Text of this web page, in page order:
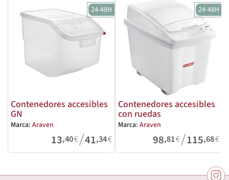
24-48H
Contenedores accesibles
GN
Marca: Araven
13,40€/41,34€
24-48H
Contenedores accesibles
con ruedas
Marca: Araven
98,81€/115,68€